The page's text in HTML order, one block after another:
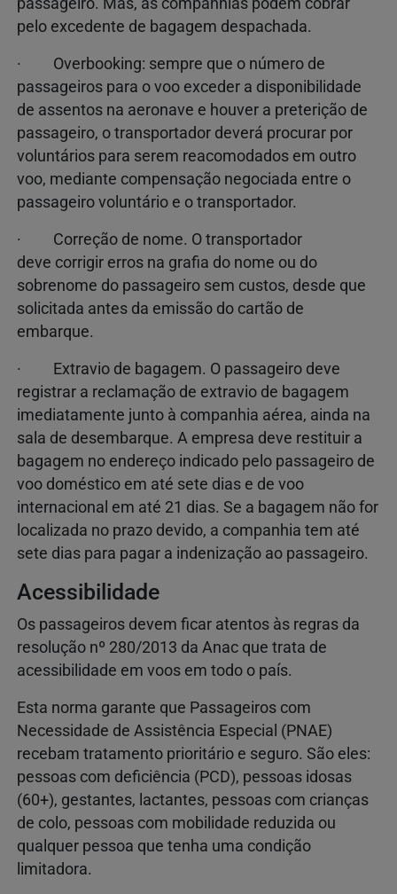
passageiro. Mas, as companhias podem cobrar
pelo excedente de bagagem despachada.
· Overbooking: sempre que o número de
passageiros para o voo exceder a disponibilidade
de assentos na aeronave e houver a preterição de
passageiro, o transportador deverá procurar por
voluntários para serem reacomodados em outro
voo, mediante compensação negociada entre o
passageiro voluntário e o transportador.
· Correção de nome. O transportador
deve corrigir erros na grafia do nome ou do
sobrenome do passageiro sem custos, desde que
solicitada antes da emissão do cartão de
embarque.
· Extravio de bagagem. O passageiro deve
registrar a reclamação de extravio de bagagem
imediatamente junto à companhia aérea, ainda na
sala de desembarque. A empresa deve restituir a
bagagem no endereço indicado pelo passageiro de
voo doméstico em até sete dias e de voo
internacional em até 21 dias. Se a bagagem não for
localizada no prazo devido, a companhia tem até
sete dias para pagar a indenização ao passageiro.
Acessibilidade
Os passageiros devem ficar atentos às regras da
resolução nº 280/2013 da Anac que trata de
acessibilidade em voos em todo o país.
Esta norma garante que Passageiros com
Necessidade de Assistência Especial (PNAE)
recebam tratamento prioritário e seguro. São eles:
pessoas com deficiência (PCD), pessoas idosas
(60+), gestantes, lactantes, pessoas com crianças
de colo, pessoas com mobilidade reduzida ou
qualquer pessoa que tenha uma condição
limitadora.